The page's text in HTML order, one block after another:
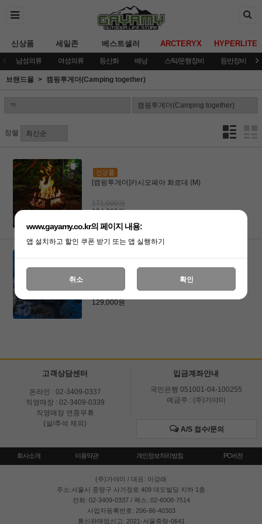
신상품 세일존 베스트셀러 ARCTERYX HYPERLITE
남성의류 여성의류 등산화 배낭 스틱/운행장비 등반장비
브랜드몰 캠핑투게더(Camping together)
정렬
[캠핑투게더]카시오페아 화로대 (M)
171,000원
124,000원
129,000원
고객상담센터
온라인 : 02-3409-0337
직영매장 : 02-3409-0339
직영매장 연중무휴
(설/추석 제외)
입금계좌안내
국민은행 051001-04-100255
예금주 : (주)가야미
A/S 접수/문의
회사소개 이용약관 개인정보처리방침 PC버전
(주)가야미 / 대표: 이강래
주소:서울시 중랑구 사가정로 409 대도빌딩 지하 1층
전화: 02-3409-0337 / 팩스: 02-6008-7514
사업자등록번호: 206-86-40303
통신판매업신고: 2021-서울중랑-0641
www.gayamy.co.kr의 페이지 내용:
앱 설치하고 할인 쿠폰 받기 또는 앱 실행하기
취소 확인